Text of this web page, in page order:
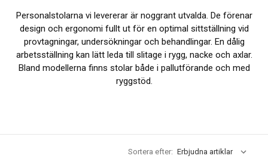
Personalstolarna vi levererar är noggrant utvalda. De förenar
design och ergonomi fullt ut för en optimal sittställning vid
provtagningar, undersökningar och behandlingar. En dålig
arbetsställning kan lätt leda till slitage i rygg, nacke och axlar.
Bland modellerna finns stolar både i pallutförande och med
ryggstöd.
Sortera efter: